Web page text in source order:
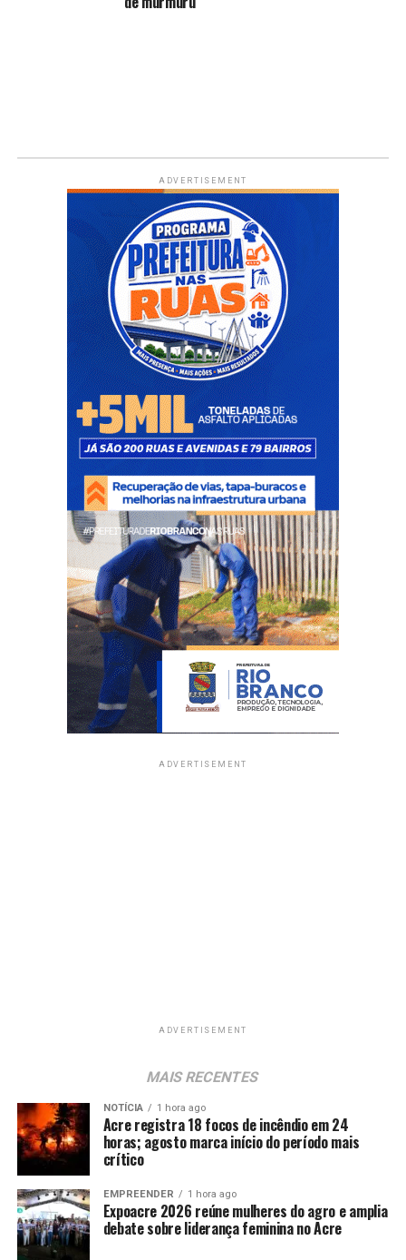
ADVERTISEMENT
ADVERTISEMENT
ADVERTISEMENT
MAIS RECENTES
NOTÍCIA 1 hora ago
Acre registra 18 focos de incêndio em 24
horas; agosto marca início do período mais
crítico
EMPREENDER 1 hora ago
Expoacre 2026 reúne mulheres do agro e amplia
debate sobre liderança feminina no Acre